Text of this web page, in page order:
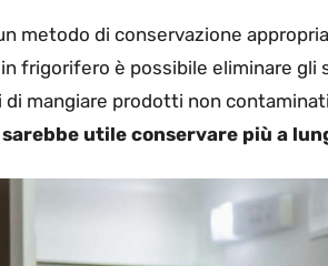
metodo di conservazione
in frigorifero è possibile eliminare
di mangiare prodotti non
utile conservare più a